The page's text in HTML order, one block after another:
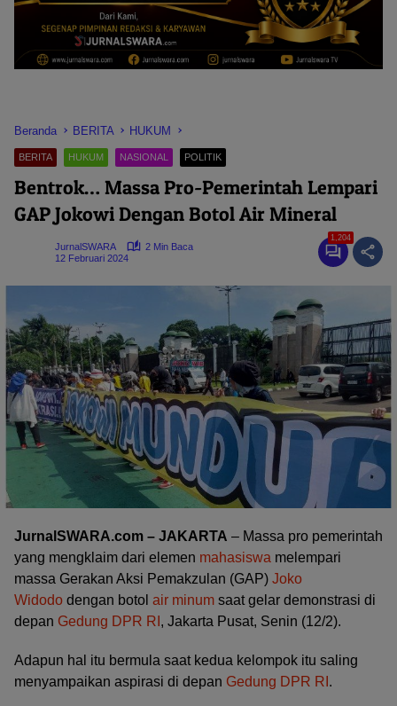
Beranda BERITA HUKUM
BERITA HUKUM NASIONAL POLITIK
Bentrok… Massa Pro-Pemerintah Lempari
GAP Jokowi Dengan Botol Air Mineral
JurnalSWARA
2 Min Baca
12 Februari 2024
1,204
JurnalSWARA.com – JAKARTA – Massa pro pemerintah
yang mengklaim dari elemen mahasiswa melempari
massa Gerakan Aksi Pemakzulan (GAP) Joko
Widodo dengan botol air minum saat gelar demonstrasi di
depan Gedung DPR RI , Jakarta Pusat, Senin (12/2).
Adapun hal itu bermula saat kedua kelompok itu saling
menyampaikan aspirasi di depan Gedung DPR RI .